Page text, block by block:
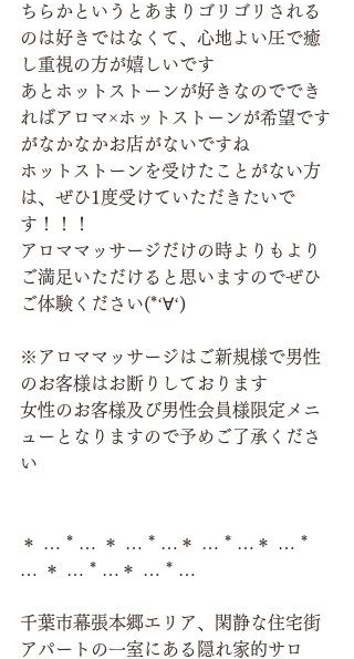
ちらかというとあまりゴリゴリされる
のは好きではなくて、心地よい圧で癒
し重視の方が嬉しいです
あとホットストーンが好きなのででき
ればアロマ×ホットストーンが希望です
がなかなかお店がないですね
ホットストーンを受けたことがない方
は、ぜひ1度受けていただきたいで
す！！！
アロママッサージだけの時よりもより
ご満足いただけると思いますのでぜひ
ご体験ください(*‘∀‘)
※アロママッサージはご新規様で男性
のお客様はお断りしております
女性のお客様及び男性会員様限定メニ
ューとなりますので予めご了承くださ
い
＊ … * … ＊ … * …＊ … * …＊ … *
… ＊ … * …＊ … * …
千葉市幕張本郷エリア、閑静な住宅街
アパートの一室にある隠れ家的サロ